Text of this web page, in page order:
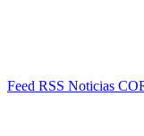
Feed RSS Noticias